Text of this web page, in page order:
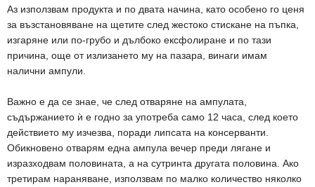
Аз използвам продукта и по двата начина, като особено го ценя
за възстановяване на щетите след жестоко стискане на пъпка,
изгаряне или по-грубо и дълбоко ексфолиране и по тази
причина, още от излизането му на пазара, винаги имам
налични ампули.
Важно е да се знае, че след отваряне на ампулата,
съдържанието ѝ е годно за употреба само 12 часа, след което
действието му изчезва, поради липсата на консерванти.
Обикновено отварям една ампула вечер преди лягане и
изразходвам половината, а на сутринта другата половина. Ако
третирам нараняване, използвам по малко количество няколко